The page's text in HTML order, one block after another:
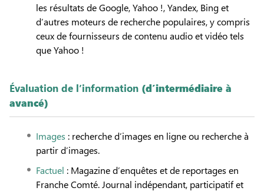
les résultats de Google, Yahoo !, Yandex, Bing et
d’autres moteurs de recherche populaires, y compris
ceux de fournisseurs de contenu audio et vidéo tels
que Yahoo !
Évaluation de l’information (d’intermédiaire à
avancé)
Images : recherche d’images en ligne ou recherche à
partir d’images.
Factuel : Magazine d’enquêtes et de reportages en
Franche Comté. Journal indépendant, participatif et